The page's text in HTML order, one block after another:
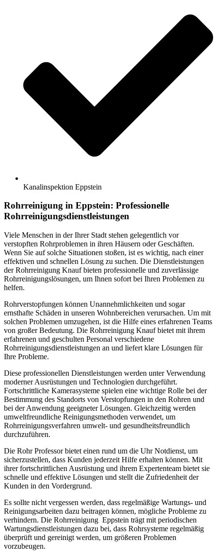
Kanalinspektion Eppstein
Rohrreinigung in Eppstein: Professionelle
Rohrreinigungsdienstleistungen
Viele Menschen in der Ihrer Stadt stehen gelegentlich vor
verstopften Rohrproblemen in ihren Häusern oder Geschäften.
Wenn Sie auf solche Situationen stoßen, ist es wichtig, nach einer
effektiven und schnellen Lösung zu suchen. Die Dienstleistungen
der Rohrreinigung Knauf bieten professionelle und zuverlässige
Rohrreinigungslösungen, um Ihnen sofort bei Ihren Problemen zu
helfen.
Rohrverstopfungen können Unannehmlichkeiten und sogar
ernsthafte Schäden in unseren Wohnbereichen verursachen. Um mit
solchen Problemen umzugehen, ist die Hilfe eines erfahrenen Teams
von großer Bedeutung. Die Rohrreinigung Knauf bietet mit ihrem
erfahrenen und geschulten Personal verschiedene
Rohrreinigungsdienstleistungen an und liefert klare Lösungen für
Ihre Probleme.
Diese professionellen Dienstleistungen werden unter Verwendung
moderner Ausrüstungen und Technologien durchgeführt.
Fortschrittliche Kamerasysteme spielen eine wichtige Rolle bei der
Bestimmung des Standorts von Verstopfungen in den Rohren und
bei der Anwendung geeigneter Lösungen. Gleichzeitig werden
umweltfreundliche Reinigungsmethoden verwendet, um
Rohrreinigungsverfahren umwelt- und gesundheitsfreundlich
durchzuführen.
Die Rohr Professor bietet einen rund um die Uhr Notdienst, um
sicherzustellen, dass Kunden jederzeit Hilfe erhalten können. Mit
ihrer fortschrittlichen Ausrüstung und ihrem Expertenteam bietet sie
schnelle und effektive Lösungen und stellt die Zufriedenheit der
Kunden in den Vordergrund.
Es sollte nicht vergessen werden, dass regelmäßige Wartungs- und
Reinigungsarbeiten dazu beitragen können, mögliche Probleme zu
verhindern. Die Rohrreinigung Eppstein trägt mit periodischen
Wartungsdienstleistungen dazu bei, dass Rohrsysteme regelmäßig
überprüft und gereinigt werden, um größeren Problemen
vorzubeugen.